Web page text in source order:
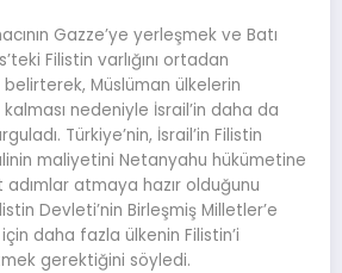
Gazze’ye yerleşmek ve Batı
Filistin varlığını ortadan
Müslüman ülkelerin
nedeniyle İsrail’in daha da
Türkiye’nin, İsrail’in Filistin
maliyetini Netanyahu hükümetine
atmaya hazır olduğunu
Devleti’nin Birleşmiş Milletler’e
daha fazla ülkenin Filistin’i
gerektiğini söyledi.